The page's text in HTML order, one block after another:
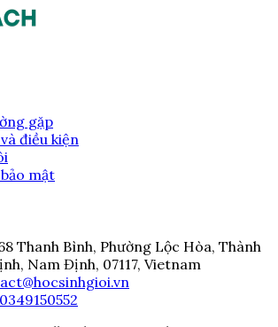
gặp
điều kiện
mật
Thanh Bình, Phường Lộc Hòa, Thành
Nam Định, 07117, Vietnam
0349150552